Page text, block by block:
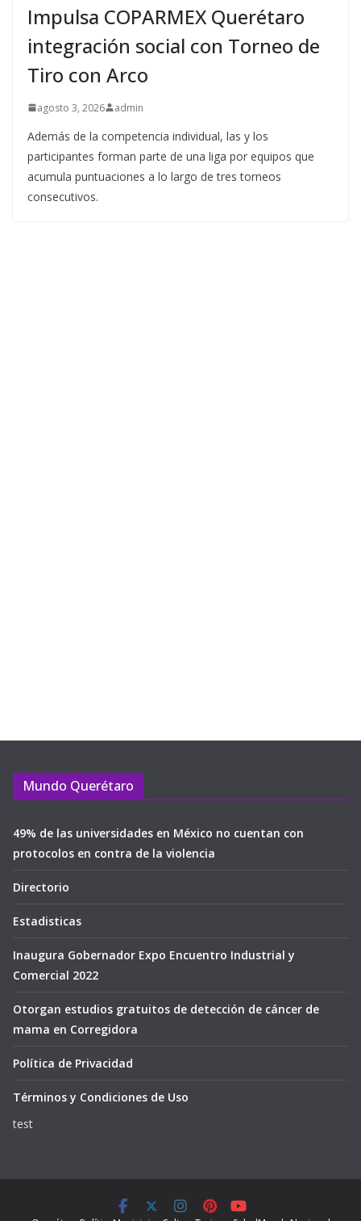
Impulsa COPARMEX Querétaro
integración social con Torneo de
Tiro con Arco
agosto 3, 2026 admin
Además de la competencia individual, las y los
participantes forman parte de una liga por equipos que
acumula puntuaciones a lo largo de tres torneos
consecutivos.
Mundo Querétaro
49% de las universidades en México no cuentan con
protocolos en contra de la violencia
Directorio
Estadisticas
Inaugura Gobernador Expo Encuentro Industrial y
Comercial 2022
Otorgan estudios gratuitos de detección de cáncer de
mama en Corregidora
Política de Privacidad
Términos y Condiciones de Uso
test